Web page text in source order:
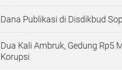
Dana Publikasi di Disdikbud
Dua Kali Ambruk, Gedung Rp5
Korupsi